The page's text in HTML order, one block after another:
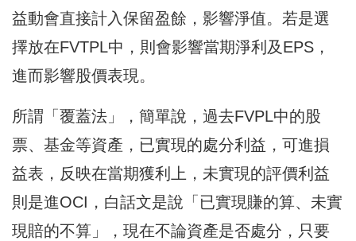
益動會直接計入保留盈餘，影響淨值。若是選
擇放在FVTPL中，則會影響當期淨利及EPS，
進而影響股價表現。
所謂「覆蓋法」，簡單說，過去FVPL中的股
票、基金等資產，已實現的處分利益，可進損
益表，反映在當期獲利上，未實現的評價利益
則是進OCI，白話文是說「已實現賺的算、未實
現賠的不算」，現在不論資產是否處分，只要